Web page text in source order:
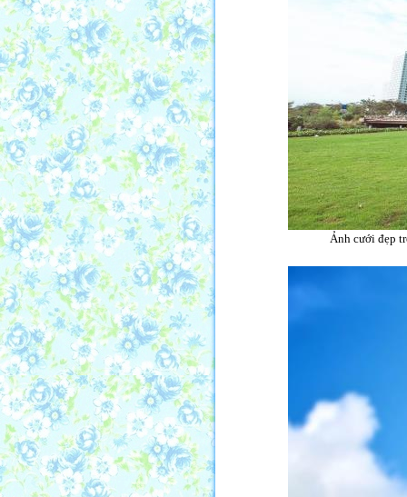
Ảnh cưới đẹp